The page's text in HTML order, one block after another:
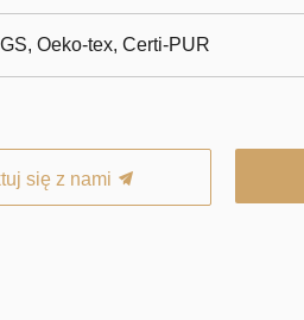
Oeko-tex, Certi-PUR
się z nami